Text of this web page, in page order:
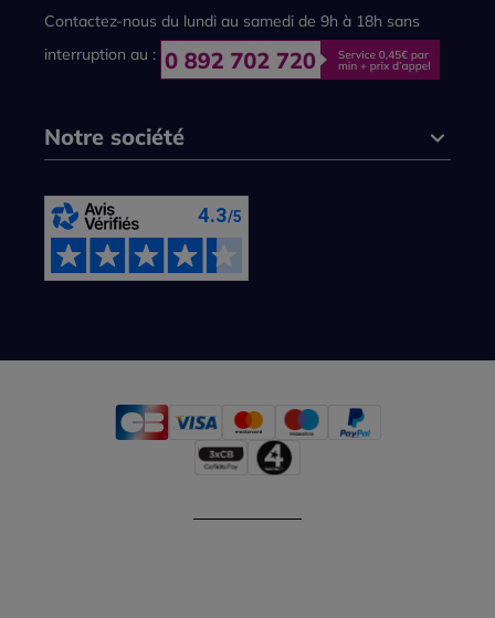
Contactez-nous du lundi au samedi de 9h à 18h sans
interruption au :
Notre société